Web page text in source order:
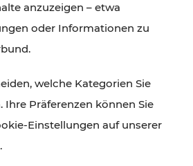
anzuzeigen – etwa
oder Informationen zu
welche Kategorien Sie
Ihre Präferenzen können Sie
Einstellungen auf unserer